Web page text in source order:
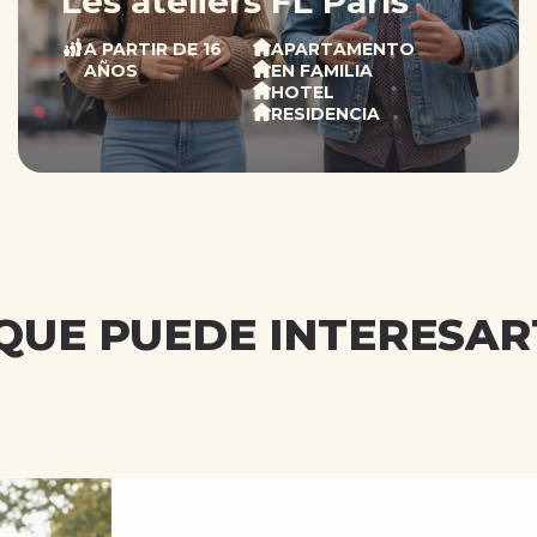
A PARTIR DE 16
AÑOS
APARTAMENTO
EN FAMILIA
HOTEL
RESIDENCIA
PUEDE